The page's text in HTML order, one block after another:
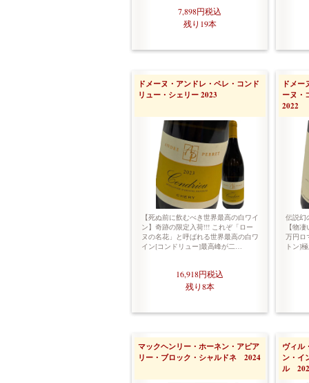
7,898円税込
残り19本
ドメーヌ・アンドレ・ペレ・コンド
リュー・シェリー 2023
【死ぬ前に飲むべき世界最高の白ワイ
ン】奇跡の限定入荷!!! これぞ「ロー
ヌの名花」と呼ばれる世界最高の白ワ
イン[コンドリュー]最高峰が二…
16,918円税込
残り8本
ドメ
ーヌ・
2022
伝説幻
【物
万円ロ
トン]
マックヘンリー・ホーネン・アピア
リー・ブロック・シャルドネ 2024
ヴィル
ン・イ
ル